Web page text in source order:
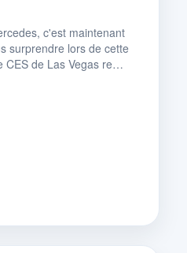
c'est maintenant
surprendre lors de cette
CES de Las Vegas re…